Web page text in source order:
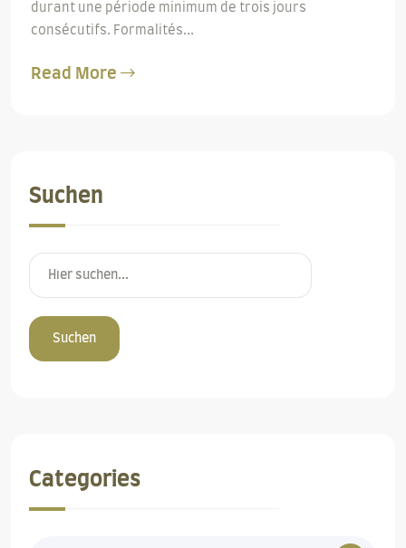
durant une période minimum de trois jours
consécutifs. Formalités...
Read More
Suchen
Suchen
Categories